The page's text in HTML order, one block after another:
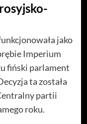
jako
Imperium
fiński parlament
ta została
partii
roku.